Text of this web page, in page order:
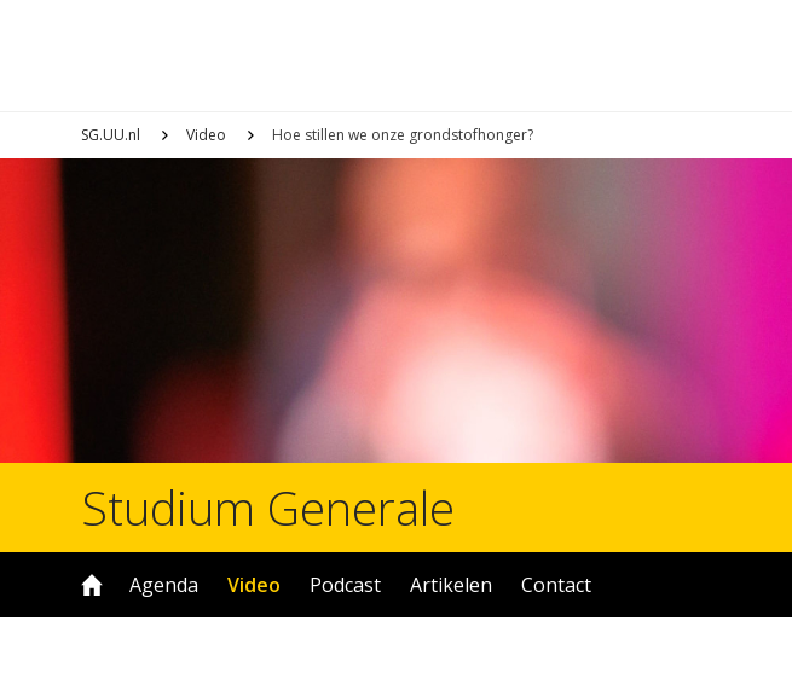
SG.UU.nl Video Hoe stillen we onze grondstofhonger?
Studium Generale
Agenda Video Podcast Artikelen Contact